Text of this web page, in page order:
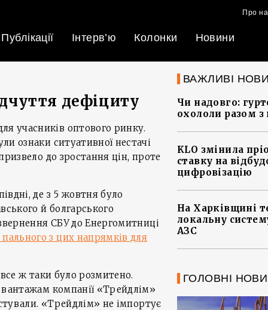
Про
Публікації Інтерв’ю Колонки Новини
дефіциту
учасників оптового ринку.
ознаки ситуативної нестачі
до зростання цін, проте
де з 5 жовтня було
й болгарського
СБУ до Енергомитниці
з цих напрямків для
все ж таки було розмитено.
компанії «Трейдлім»
«Трейдлім» не імпортує
ВАЖЛИВІ
Чи надовго:
охололи разом
KLO змінила
ставку на
цифровізацію
На Харківщині
локальну
АЗС
ГОЛОВНІ